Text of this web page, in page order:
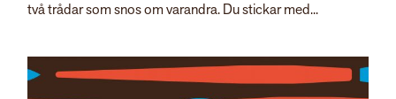
två trådar som snos om varandra. Du stickar med...